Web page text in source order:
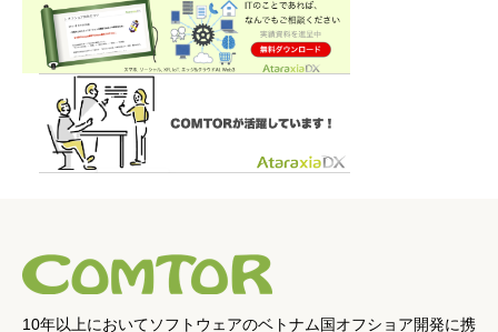
10年以上においてソフトウェアのベトナム国オフショア開発に携